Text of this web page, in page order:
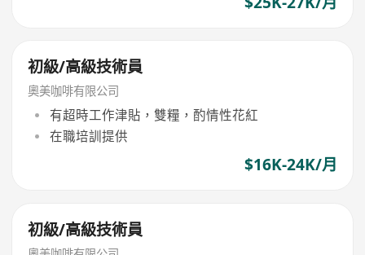
初級/高級技術員
奧美咖啡有限公司
有超時工作津貼，雙糧，酌情性花紅
在職培訓提供
$16K-24K/月
初級/高級技術員